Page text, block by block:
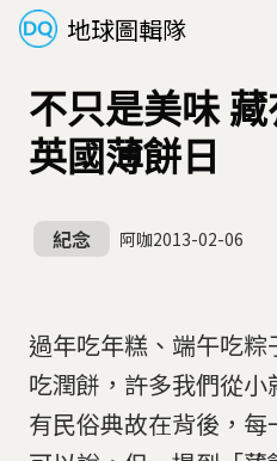
地球圖輯隊
不只是美味
英國薄餅日
紀念 阿咖2013-02-06
過年吃年糕、端午吃
吃潤餅，許多我們從
有民俗典故在背後，